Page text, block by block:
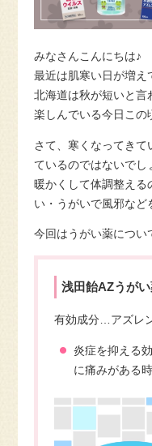
みなさんこんにちは♪
最近は肌寒い日が増え
北海道は秋が短いと言
楽しんでいる今日この
さて、寒くなってきて
ているのではないでし
暖かくして体調整え
い・うがいで風邪など
今回はうがい薬につい
浅田飴AZうが
有効成分…アズレ
炎症を抑える
に痛みがある